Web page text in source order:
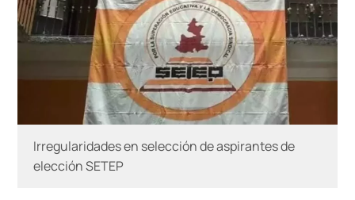
Irregularidades en selección de aspirantes de
elección SETEP